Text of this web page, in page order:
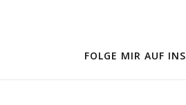
FOLGE MIR AUF